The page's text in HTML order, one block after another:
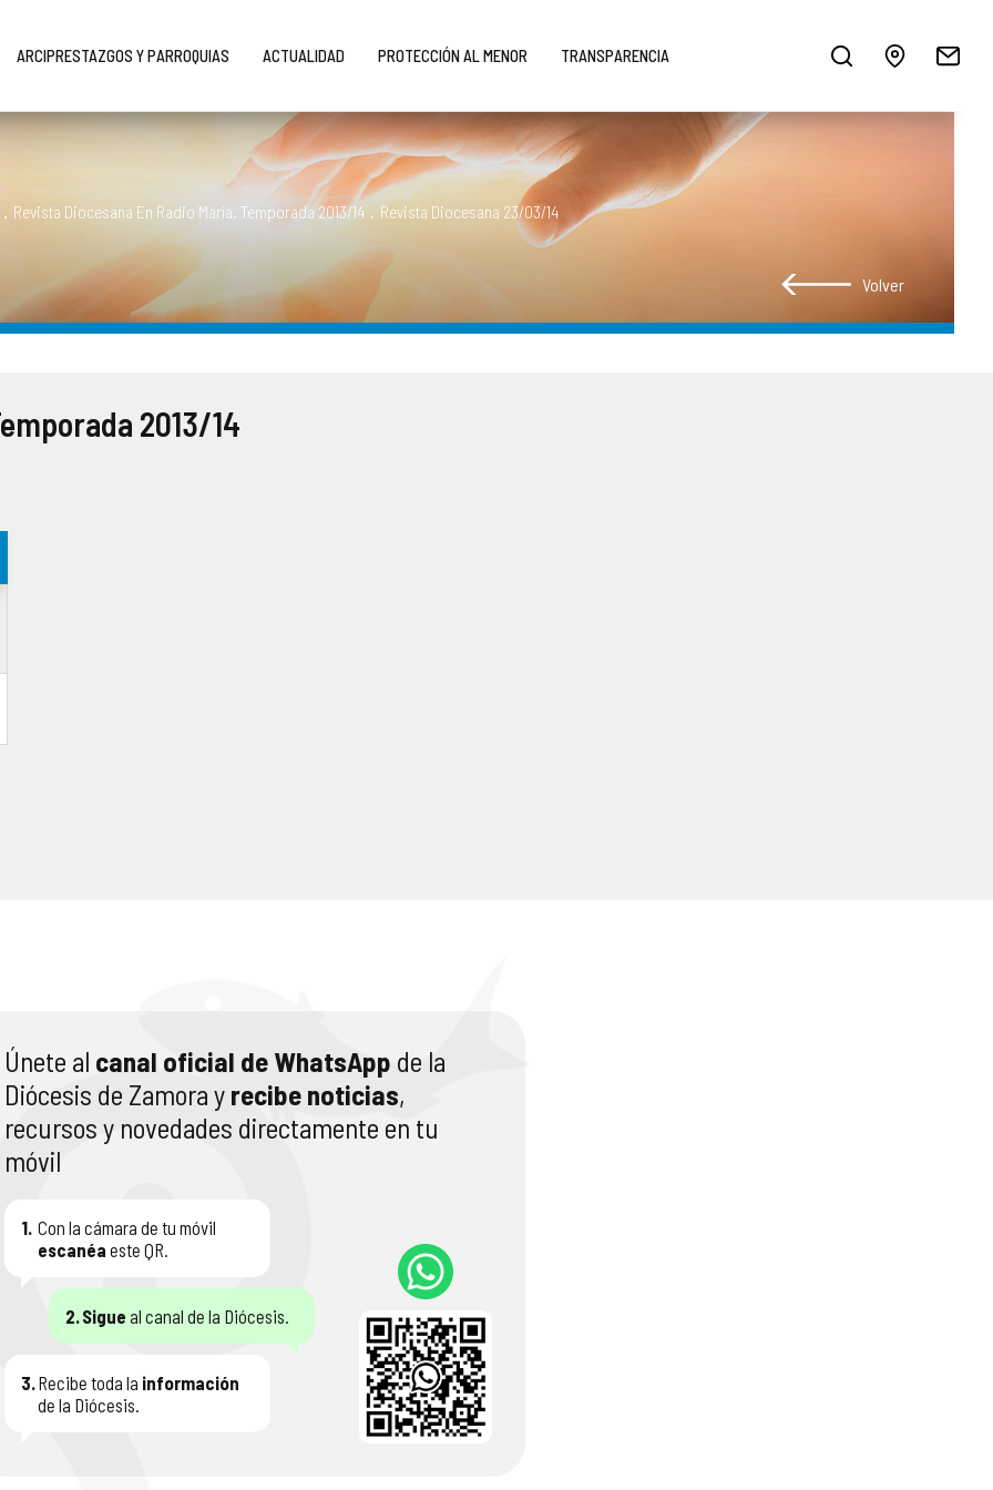
ARCIPRESTAZGOS Y PARROQUIAS ACTUALIDAD PROTECCIÓN AL MENOR TRANSPARENCIA
. Revista Diocesana En Radio María. Temporada 2013/14 . Revista Diocesana 23/03/14
Volver
2013/14
Únete al canal oficial de WhatsApp de la
Diócesis de Zamora y recibe noticias,
recursos y novedades directamente en tu
móvil
1. Con la cámara de tu móvil
escanéa este QR.
2.Sigue al canal de la Diócesis.
3.Recibe toda la información
de la Diócesis.